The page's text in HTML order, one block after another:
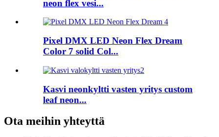
neon flex vesi...
Pixel DMX LED Neon Flex Dream
Color 7 solid Col...
Kasvi neonkyltti vasten yritys custom
leaf neon...
Ota meihin yhteyttä